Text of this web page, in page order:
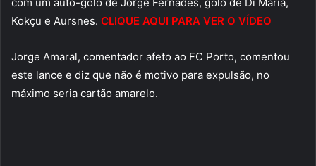
com um auto-golo de Jorge Fernades, golo de Di Maria,
Kokçu e Aursnes. CLIQUE AQUI PARA VER O VÍDEO
Jorge Amaral, comentador afeto ao FC Porto, comentou
este lance e diz que não é motivo para expulsão, no
máximo seria cartão amarelo.